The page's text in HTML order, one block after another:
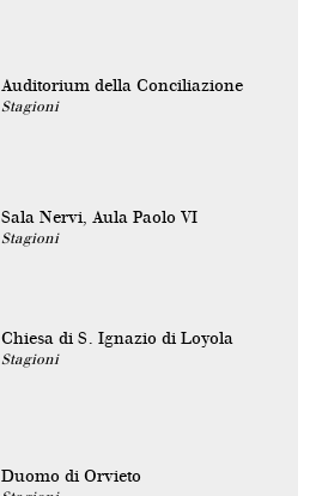
Auditorium della Conciliazione
Stagioni
Sala Nervi, Aula Paolo VI
Stagioni
Chiesa di S. Ignazio di Loyola
Stagioni
Duomo di Orvieto